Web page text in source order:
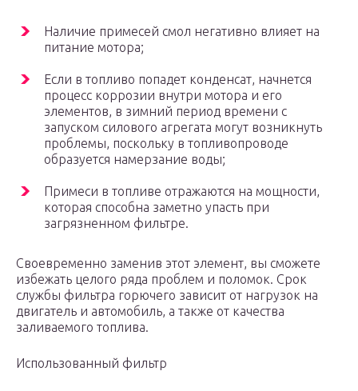
Наличие примесей смол негативно влияет на
питание мотора;
Если в топливо попадет конденсат, начнется
процесс коррозии внутри мотора и его
элементов, в зимний период времени с
запуском силового агрегата могут возникнуть
проблемы, поскольку в топливопроводе
образуется намерзание воды;
Примеси в топливе отражаются на мощности,
которая способна заметно упасть при
загрязненном фильтре.
Своевременно заменив этот элемент, вы сможете
избежать целого ряда проблем и поломок. Срок
службы фильтра горючего зависит от нагрузок на
двигатель и автомобиль, а также от качества
заливаемого топлива.
Использованный фильтр